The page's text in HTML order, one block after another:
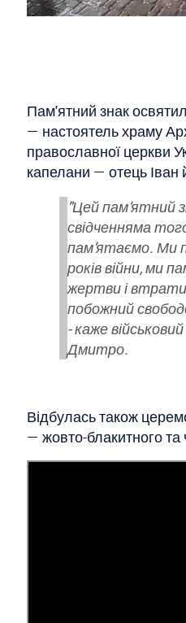
Пам'ятний знак
— настоятель храму
православної церкви
капелани — отець
"Цей пам'ятний
свідченняма
пам'ятаємо. Ми
років війни, ми
жертви і
побожний
- каже
Дмитро.
Відбулась також
— жовто-блакитного та